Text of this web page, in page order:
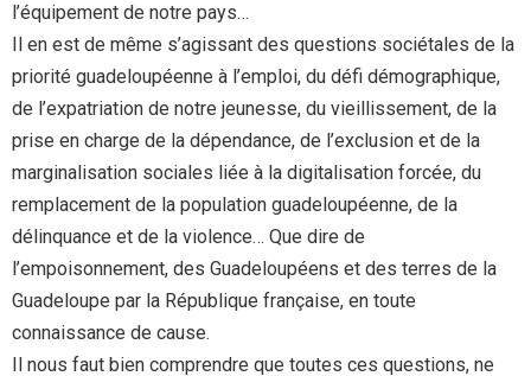
l’équipement de notre pays…
Il en est de même s’agissant des questions sociétales de la
priorité guadeloupéenne à l’emploi, du défi démographique,
de l’expatriation de notre jeunesse, du vieillissement, de la
prise en charge de la dépendance, de l’exclusion et de la
marginalisation sociales liée à la digitalisation forcée, du
remplacement de la population guadeloupéenne, de la
délinquance et de la violence… Que dire de
l’empoisonnement, des Guadeloupéens et des terres de la
Guadeloupe par la République française, en toute
connaissance de cause.
Il nous faut bien comprendre que toutes ces questions, ne